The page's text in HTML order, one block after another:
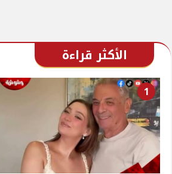
الأكثر قراءة
1